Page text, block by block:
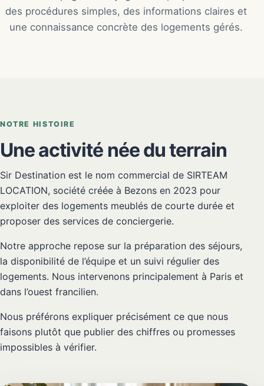
des procédures simples, des informations claires et
une connaissance concrète des logements gérés.
NOTRE HISTOIRE
Une activité née du terrain
Sir Destination est le nom commercial de SIRTEAM
LOCATION, société créée à Bezons en 2023 pour
exploiter des logements meublés de courte durée et
proposer des services de conciergerie.
Notre approche repose sur la préparation des séjours,
la disponibilité de l’équipe et un suivi régulier des
logements. Nous intervenons principalement à Paris et
dans l’ouest francilien.
Nous préférons expliquer précisément ce que nous
faisons plutôt que publier des chiffres ou promesses
impossibles à vérifier.